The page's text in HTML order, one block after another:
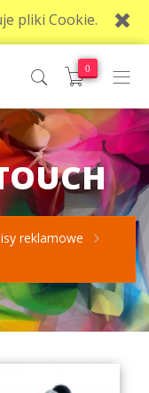
pliki Cookie.
0
reklamowe